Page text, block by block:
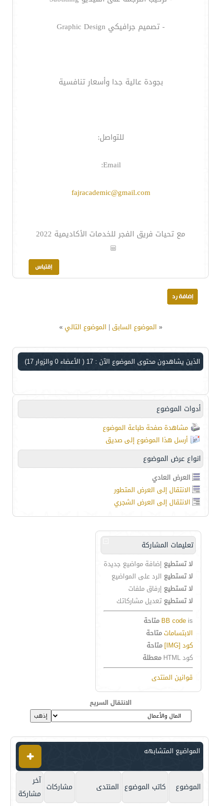
- تصميم جرافيكي Graphic Design
بجودة عالية جدا وأسعار تنافسية
للتواصل:
Email:
fajracademic@gmail.com
مع تحيات فريق الفجر للخدمات الأكاديمية 2022
« الموضوع السابق| الموضوع التالي»
الذين يشاهدون محتوى الموضوع الآن : 17 ( الأعضاء 0 والزوار 17)
أدوات الموضوع
مشاهدة صفحة طباعة الموضوع
أرسل هذا الموضوع إلى صديق
انواع عرض الموضوع
العرض العادي
الانتقال إلى العرض المتطور
الانتقال إلى العرض الشجري
تعليمات المشاركة
لا تستطيع إضافة مواضيع جديدة
لا تستطيع الرد على المواضيع
لا تستطيع إرفاق ملفات
لا تستطيع تعديل مشاركاتك
BB code is
متاحة
الابتساماتمتاحة
كود [IMG]
متاحة
كود HTML
معطلة
قوانين المنتدى
الانتقال السريع
المواضيع المتشابهه
الموضوع كاتب الموضوع المنتدى مشاركات آخر
مشاركة